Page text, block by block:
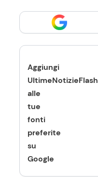
Aggiungi
UltimeNotizieFlash
alle
tue
fonti
preferite
su
Google